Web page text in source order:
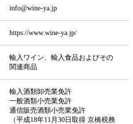
info@wine-ya.jp
https://www.wine-ya.jp/
輸入ワイン、輸入食品およびその
関連商品
輸入酒類卸売業免許
一般酒類小売業免許
通信販売酒類小売業免許
（平成18年11月30日取得 京橋税務